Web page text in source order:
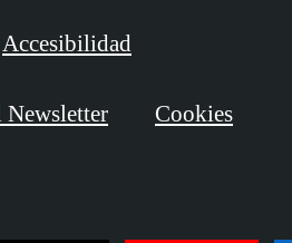
Accesibilidad
Newsletter Cookies